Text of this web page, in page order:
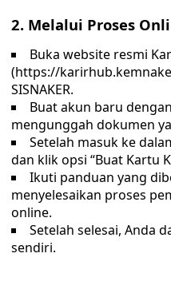
2. Melalui Proses
Buka website resmi
(https://
SISNAKER.
Buat akun baru
mengunggah dokumen
Setelah masuk ke
dan klik opsi “Buat Kartu
Ikuti panduan yang
menyelesaikan proses
online.
Setelah selesai, Anda
sendiri.